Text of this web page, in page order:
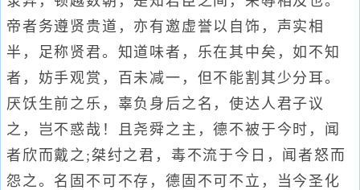
帝者务遵贤贵道，亦有邀虚誉以自饰，声实相
半，足称贤君。知道味者，乐在其中矣，如不知
者，妨手观赏，百未减一，但不能割其少分耳。
厌饫生前之乐，辜负身后之名，使达人君子议
之，岂不惑哉！且尧舜之主，德不被于今时，闻
者欣而戴之;桀纣之君，毒不流于今日，闻者怒而
怨之。名固不可不存，德固不可不立，当今圣化